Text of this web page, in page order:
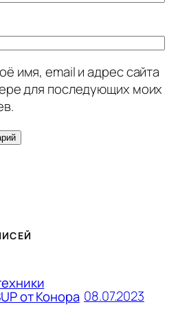
имя, email и адрес сайта
для последующих моих
от Конора 08.07.2023